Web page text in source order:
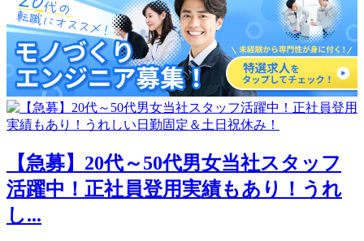
【急募】20代～50代男女当社スタッフ
活躍中！正社員登用実績もあり！うれ
し...